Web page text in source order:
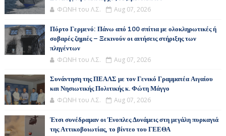
ΦΩΝΗ του Λ.Σ. Aug 07, 2026
Πόρτο Γερμενό: Πάνω από 100 σπίτια με ολοκληρωτικές ή
σοβαρές ζημιές – Ξεκινούν οι αιτήσεις στήριξης των
πληγέντων
ΦΩΝΗ του Λ.Σ. Aug 07, 2026
Συνάντηση της ΠΕΑΛΣ με τον Γενικό Γραμματέα Αιγαίου
και Νησιωτικής Πολιτικής κ. Φώτη Μάγγο
ΦΩΝΗ του Λ.Σ. Aug 07, 2026
Έτσι συνέδραμαν οι Ένοπλες Δυνάμεις στη μεγάλη πυρκαγιά
της Αττικοβοιωτίας, το βίντεο του ΓΕΕΘΑ